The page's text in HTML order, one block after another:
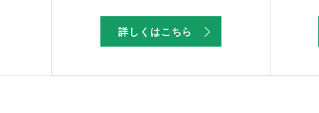
詳しくはこちら